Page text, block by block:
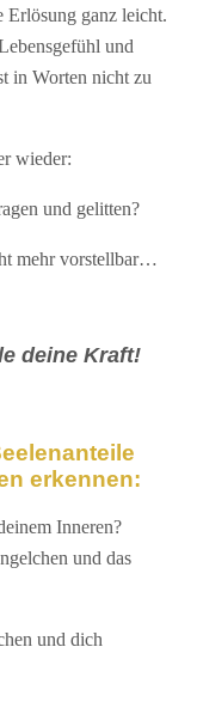
Erlösung ganz leicht.
und
in Worten nicht zu
wieder:
und gelitten?
mehr vorstellbar…
deine Kraft!
erkennen:
Inneren?
und das
und dich